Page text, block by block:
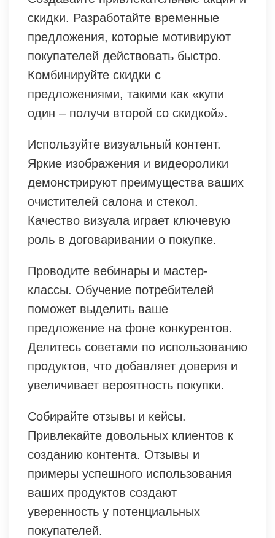
скидки. Разработайте временные
предложения, которые мотивируют
покупателей действовать быстро.
Комбинируйте скидки с
предложениями, такими как «купи
один – получи второй со скидкой».
Используйте визуальный контент.
Яркие изображения и видеоролики
демонстрируют преимущества ваших
очистителей салона и стекол.
Качество визуала играет ключевую
роль в договаривании о покупке.
Проводите вебинары и мастер-
классы. Обучение потребителей
поможет выделить ваше
предложение на фоне конкурентов.
Делитесь советами по использованию
продуктов, что добавляет доверия и
увеличивает вероятность покупки.
Собирайте отзывы и кейсы.
Привлекайте довольных клиентов к
созданию контента. Отзывы и
примеры успешного использования
ваших продуктов создают
уверенность у потенциальных
покупателей.